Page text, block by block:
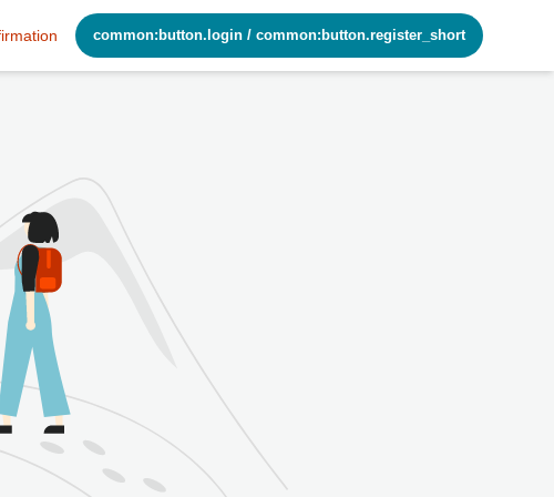
common:button.login / common:button.register_short